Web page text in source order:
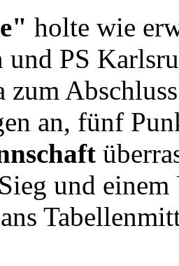
holte wie
und PS
zum
an, fünf
und